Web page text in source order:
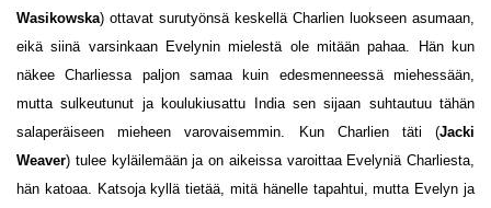
Wasikowska) ottavat surutyönsä keskellä Charlien luokseen asumaan,
eikä siinä varsinkaan Evelynin mielestä ole mitään pahaa. Hän kun
näkee Charliessa paljon samaa kuin edesmenneessä miehessään,
mutta sulkeutunut ja koulukiusattu India sen sijaan suhtautuu tähän
salaperäiseen mieheen varovaisemmin. Kun Charlien täti (Jacki
Weaver) tulee kyläilemään ja on aikeissa varoittaa Evelyniä Charliesta,
hän katoaa. Katsoja kyllä tietää, mitä hänelle tapahtui, mutta Evelyn ja